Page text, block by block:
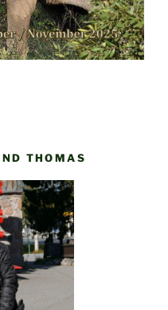
THOMAS